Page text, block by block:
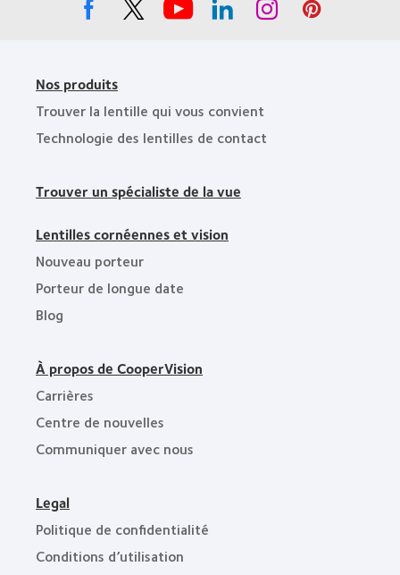
Nos produits
Trouver la lentille qui vous convient
Technologie des lentilles de contact
Trouver un spécialiste de la vue
Lentilles cornéennes et vision
Nouveau porteur
Porteur de longue date
Blog
À propos de CooperVision
Carrières
Centre de nouvelles
Communiquer avec nous
Legal
Politique de confidentialité
Conditions d’utilisation